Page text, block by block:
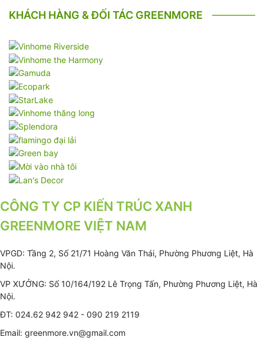
KHÁCH HÀNG & ĐỐI TÁC GREENMORE
CÔNG TY CP KIẾN TRÚC XANH
GREENMORE VIỆT NAM
VPGD: Tầng 2, Số 21/71 Hoàng Văn Thái, Phường Phương Liệt, Hà
Nội.
VP XƯỞNG: Số 10/164/192 Lê Trọng Tấn, Phường Phương Liệt, Hà
Nội.
ĐT: 024.62 942 942 - 090 219 2119
Email: greenmore.vn@gmail.com